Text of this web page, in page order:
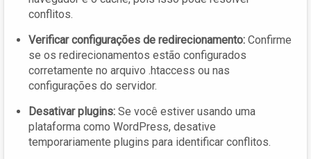
conflitos.
Verificar configurações de redirecionamento: Confirme
se os redirecionamentos estão configurados
corretamente no arquivo .htaccess ou nas
configurações do servidor.
Desativar plugins: Se você estiver usando uma
plataforma como WordPress, desative
temporariamente plugins para identificar conflitos.